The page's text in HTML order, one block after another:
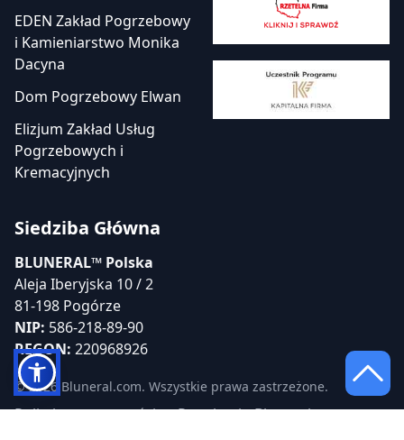
EDEN Zakład Pogrzebowy
i Kamieniarstwo Monika
Dacyna
Dom Pogrzebowy Elwan
Elizjum Zakład Usług
Pogrzebowych i
Kremacyjnych
Siedziba Główna
BLUNERAL™ Polska
Aleja Iberyjska 10 / 2
81-198 Pogórze
NIP: 586-218-89-90
REGON: 220968926
© 2026 Bluneral.com. Wszystkie prawa zastrzeżone.
Polityka prywatności Regulamin Bluneral